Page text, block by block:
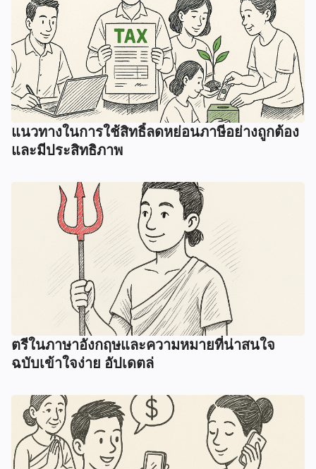
แนวทางในการใช้สิทธิ์ลดหย่อนภาษีอย่างถูกต้อง
และมีประสิทธิภาพ
ตรีในภาษาอังกฤษและความหมายที่น่าสนใจ
ฉบับเข้าใจง่าย อัปเดตล่